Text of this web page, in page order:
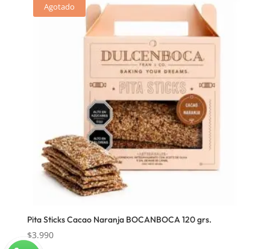
Agotado
Pita Sticks Cacao Naranja BOCANBOCA 120 grs.
$3.990